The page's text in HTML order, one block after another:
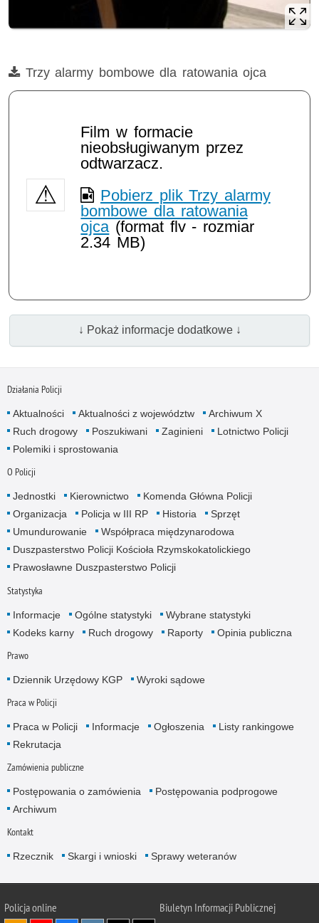
Film
Trzy alarmy bombowe dla ratowania ojca
Film w formacie
nieobsługiwanym przez
odtwarzacz.
Pobierz plik Trzy alarmy
bombowe dla ratowania
ojca (format flv - rozmiar
2.34 MB)
↓ Pokaż informacje dodatkowe ↓
Działania Policji
Aktualności Aktualności z województw
Archiwum X
Ruch drogowy
Poszukiwani Zaginieni
Lotnictwo Policji
Polemiki i sprostowania
O Policji
Jednostki Kierownictwo
Komenda Główna Policji
Organizacja
Policja w III RP Historia
Sprzęt
Umundurowanie
Współpraca międzynarodowa
Duszpasterstwo Policji Kościoła Rzymskokatolickiego
Prawosławne Duszpasterstwo Policji
Statystyka
Informacje Ogólne statystyki
Wybrane statystyki
Kodeks karny
Ruch drogowy Raporty Opinia publiczna
Prawo
Dziennik Urzędowy KGP Wyroki sądowe
Praca w Policji
Praca w Policji Informacje Ogłoszenia
Listy rankingowe
Rekrutacja
Zamówienia publiczne
Postępowania o zamówienia
Postępowania podprogowe
Archiwum
Kontakt
Rzecznik Skargi i wnioski Sprawy weteranów
Policjaonline Biuletyn Informacji Publicznej